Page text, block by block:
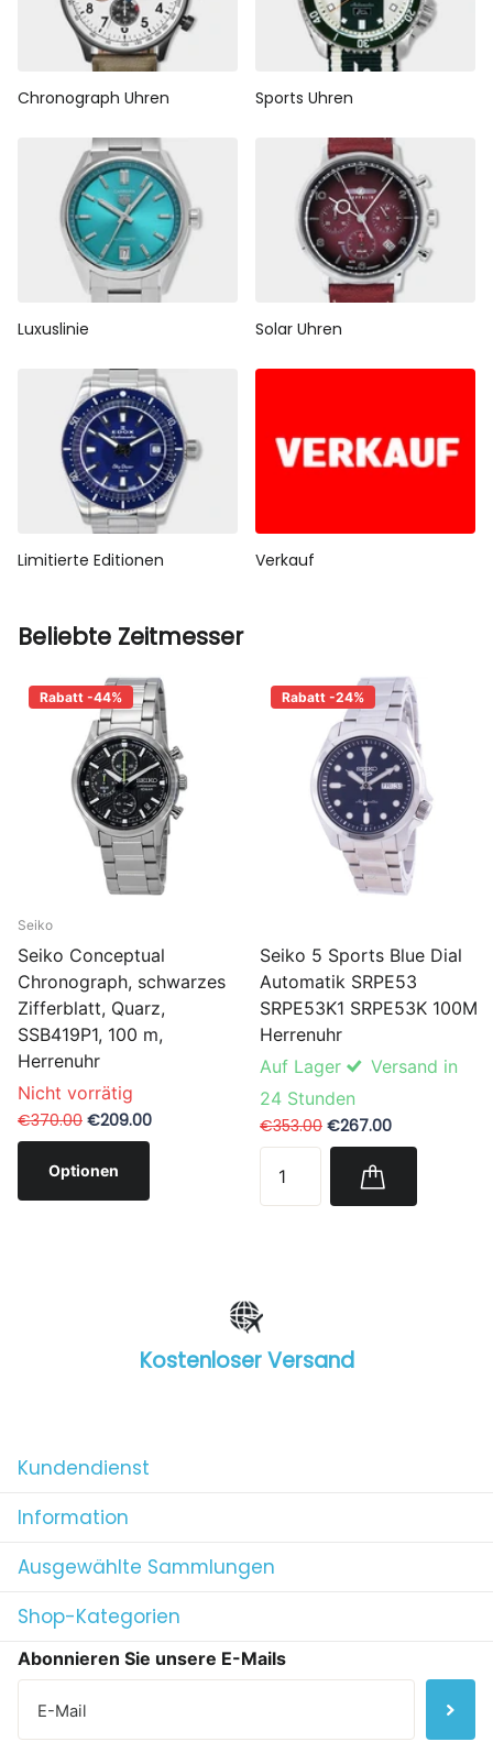
Chronograph Uhren Sports Uhren
Luxuslinie Solar Uhren
Limitierte Editionen Verkauf
Beliebte Zeitmesser
Rabatt -44%
Seiko
Seiko Conceptual
Chronograph, schwarzes
Zifferblatt, Quarz,
SSB419P1, 100 m,
Herrenuhr
Nicht vorrätig
€370.00 €209.00
Optionen
Rabatt -24%
Seiko 5 Sports Blue Dial
Automatik SRPE53
SRPE53K1 SRPE53K 100M
Herrenuhr
Auf Lager
Versand in
24 Stunden
€353.00 €267.00
Kostenloser Versand
Kundendienst
Information
Ausgewählte Sammlungen
Shop-Kategorien
Abonnieren Sie unsere E-Mails